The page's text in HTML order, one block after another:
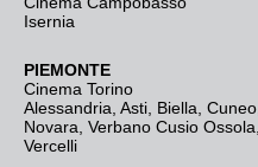
Isernia
PIEMONTE
Cinema Torino
Alessandria Asti Biella Cuneo
Novara Verbano Cusio Ossola
Vercelli